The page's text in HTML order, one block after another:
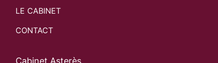
LE CABINET
CONTACT
Cabinet Asterès